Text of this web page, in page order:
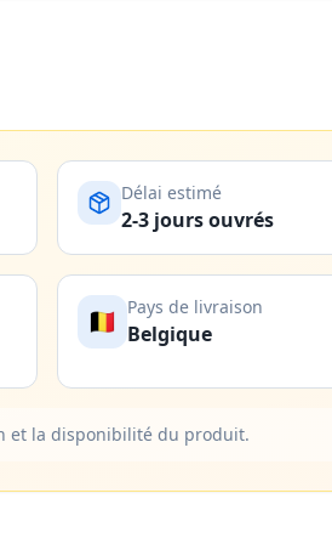
Délai estimé
2-3 jours ouvrés
🇧🇪 Pays de livraison
Belgique
et la disponibilité du produit.